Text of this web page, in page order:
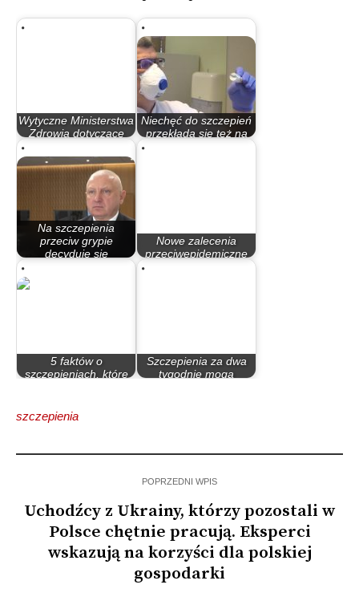
Wytyczne Ministerstwa
Zdrowia dotyczące
Niechęć do szczepień
przekłada się też na
Na szczepienia
przeciw grypie
decyduje się
Nowe zalecenia
przeciwepidemiczne
5 faktów o
szczepieniach, które
Szczepienia za dwa
tygodnie mogą
szczepienia
POPRZEDNI WPIS
Uchodźcy z Ukrainy, którzy pozostali w
Polsce chętnie pracują. Eksperci
wskazują na korzyści dla polskiej
gospodarki